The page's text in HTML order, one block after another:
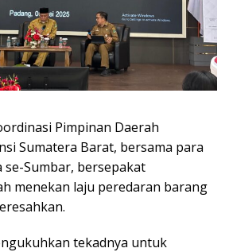
Pimpinan Daerah
Sumatera Barat, bersama para
Sumbar, bersepakat
menekan laju peredaran barang
tekadnya untuk